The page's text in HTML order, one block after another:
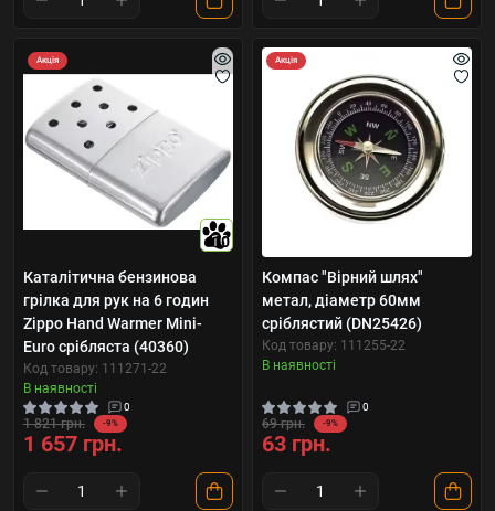
Акція
10
Каталітична бензинова
грілка для рук на 6 годин
Zippo Hand Warmer Mini-
Euro срібляста (40360)
Код товару: 111271-22
В наявності
0
1 821 грн. -9%
1 657 грн.
Акція
Компас "Вірний шлях"
метал, діаметр 60мм
сріблястий (DN25426)
Код товару: 111255-22
В наявності
0
69 грн. -9%
63 грн.